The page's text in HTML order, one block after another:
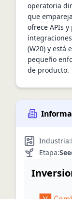
operatoria
que
ofrece APIs
(W20) y está
pequeño
de producto.
Industria:
Etapa: